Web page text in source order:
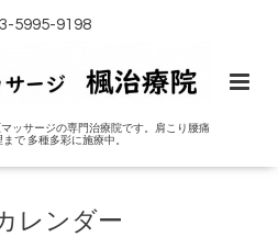
5995-9198
ッサージの専門治療院です。肩こり腰痛
で 多種多彩に施療中。
レンダー